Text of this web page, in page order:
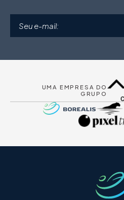
UMA EMPRESA DO
GRUPO